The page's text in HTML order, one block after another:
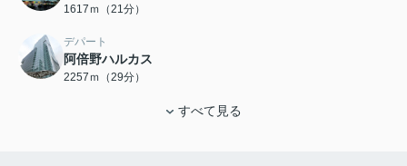
1617ｍ（21分）
デパート
阿倍野ハルカス
2257ｍ（29分）
すべて見る